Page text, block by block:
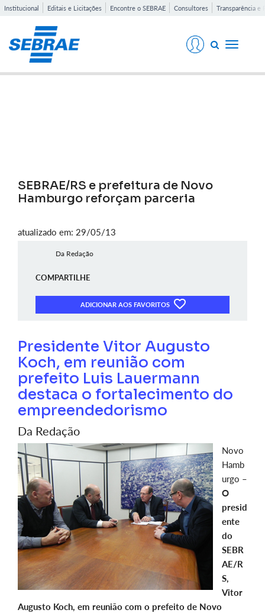
Institucional Editais e Licitações Encontre o SEBRAE Consultores Transparência e
Toggle
SEBRAE/RS e prefeitura de Novo
Hamburgo reforçam parceria
atualizado em: 29/05/13
Da Redação
COMPARTILHE
ADICIONAR AOS FAVORITOS
Presidente Vitor Augusto
Koch, em reunião com
prefeito Luis Lauermann
destaca o fortalecimento do
empreendedorismo
Da Redação
Novo
Hamb
urgo –
O
presid
ente
do
SEBR
AE/R
S,
Vitor
Augusto Koch, em reunião com o prefeito de Novo